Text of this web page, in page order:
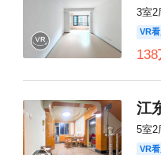
3室2
VR
138
江
5室2
VR